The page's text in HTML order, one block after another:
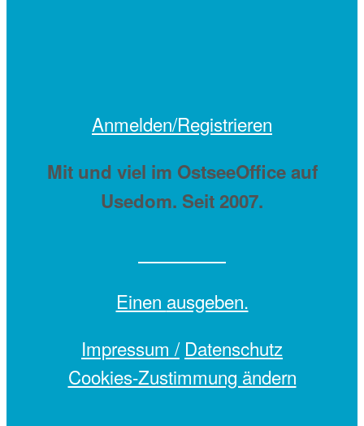
Anmelden/Registrieren
Mit und viel im OstseeOffice auf
Usedom. Seit 2007.
Einen ausgeben.
Impressum / Datenschutz
Cookies-Zustimmung ändern